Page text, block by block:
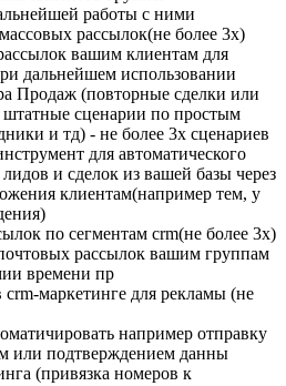
работы с ними
рассылок(не более 3х)​
вашим клиентам для
дальнейшем использовании
Продаж (повторные сделки или
сценарии по простым
и тд) - не более 3х сценариев
для автоматического
и сделок из вашей базы через
клиентам(например тем, у
по сегментам crm(не более 3х)
рассылок вашим группам
времени пр
crm-маркетинге для рекламы (не
например отправку
или подтверждением данны
(привязка номеров к